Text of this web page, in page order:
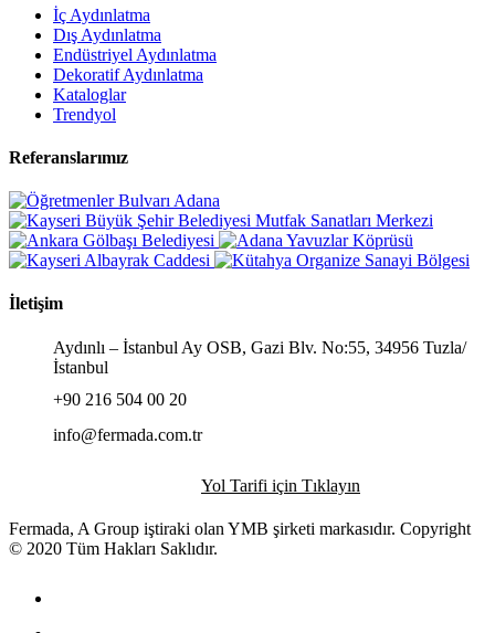
İç Aydınlatma
Dış Aydınlatma
Endüstriyel Aydınlatma
Dekoratif Aydınlatma
Kataloglar
Trendyol
Referanslarımız
İletişim
Aydınlı – İstanbul Ay OSB, Gazi Blv. No:55, 34956 Tuzla/
İstanbul
+90 216 504 00 20
info@fermada.com.tr
Yol Tarifi için Tıklayın
Fermada, A Group iştiraki olan YMB şirketi markasıdır. Copyright
© 2020 Tüm Hakları Saklıdır.